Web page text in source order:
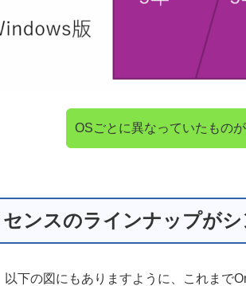
OSごとに異なっていたもの
ンスのラインナップが
以下の図にもありますように、これまで